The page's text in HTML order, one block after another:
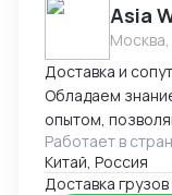
Asia
Доставка и
Обладаем
опытом,
доставка,
работаем по
Работает в
Китай, Россия
Доставка